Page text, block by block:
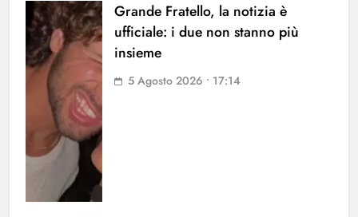
Grande Fratello, la notizia è
ufficiale: i due non stanno più
insieme
5 Agosto 2026 • 17:14